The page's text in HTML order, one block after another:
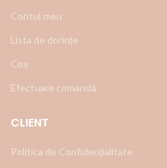
Contul meu
Lista de dorințe
Coș
Efectuare comandă
CLIENT
Politica de Confidențialitate